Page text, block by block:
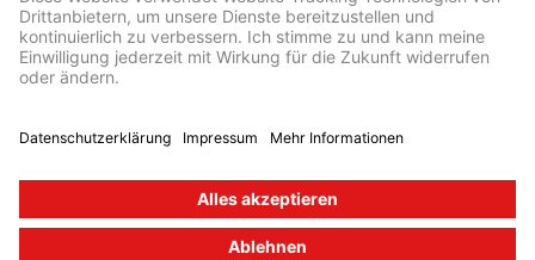
Förderverein
© Turn- und Sportverein 1909
DatenschutzDatenschutzeinstellungen